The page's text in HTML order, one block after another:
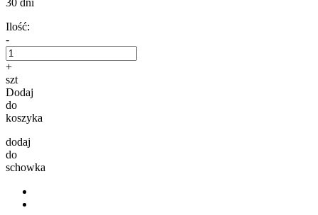
Ilość:
-
+
szt
Dodaj
do
koszyka
dodaj
do
schowka